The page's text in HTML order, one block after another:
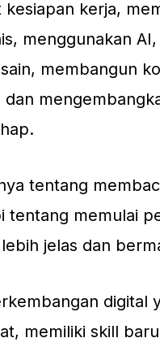
kerja,
menggunakan AI,
membangun
dan
tentang
tentang memulai
jelas dan
digital
memiliki skill